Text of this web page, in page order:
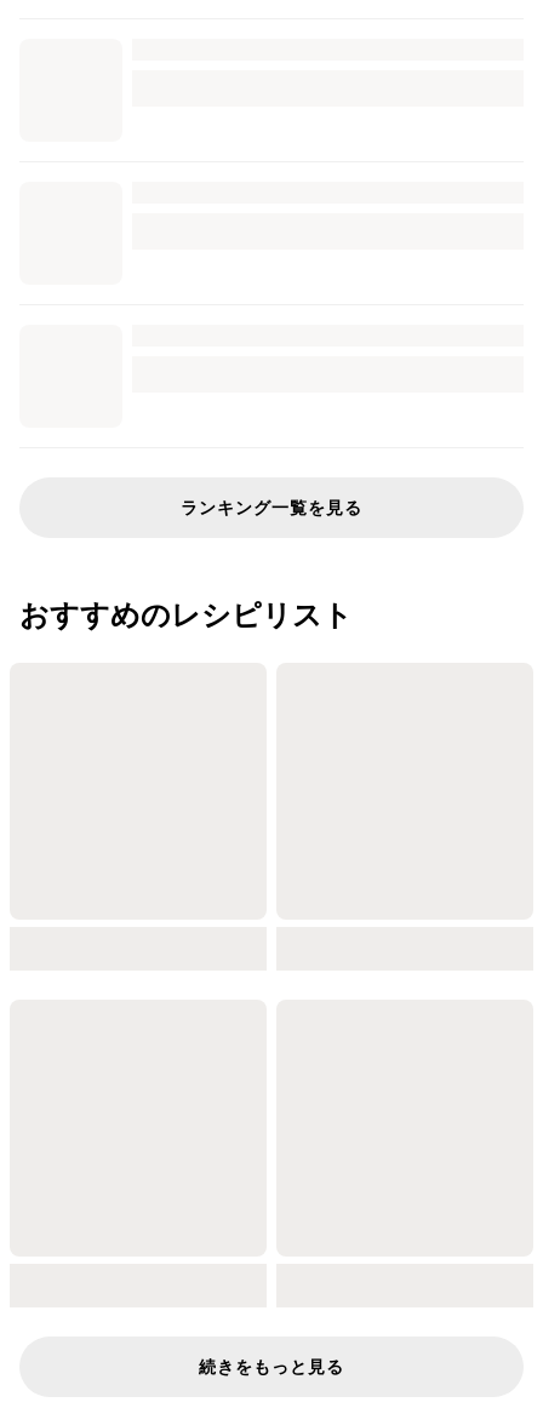
ランキング一覧を見る
おすすめのレシピリスト
続きをもっと見る